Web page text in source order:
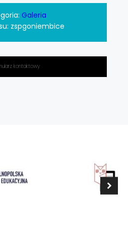
Galeria
zspgoniembice
kontaktowy